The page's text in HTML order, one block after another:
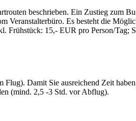
beschrieben. Ein Zustieg zum
Veranstalterbüro. Es besteht die
Frühstück: 15,- EUR pro Person/Tag;
Damit Sie ausreichend Zeit
(mind. 2,5 -3 Std. vor Abflug).